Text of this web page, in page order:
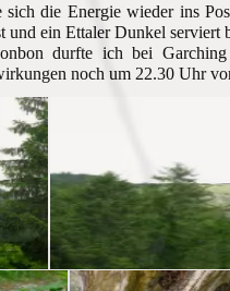
die Energie wieder ins
und ein Ettaler Dunkel
durfte ich bei
noch um 22.30 Uhr